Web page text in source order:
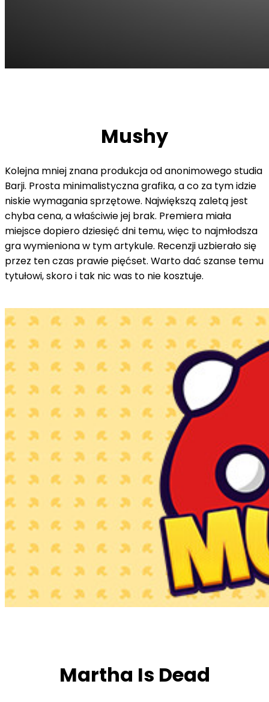
Mushy
Kolejna mniej znana produkcja od anonimowego studia
Barji. Prosta minimalistyczna grafika, a co za tym idzie
niskie wymagania sprzętowe. Największą zaletą jest
chyba cena, a właściwie jej brak. Premiera miała
miejsce dopiero dziesięć dni temu, więc to najmłodsza
gra wymieniona w tym artykule. Recenzji uzbierało się
przez ten czas prawie pięćset. Warto dać szanse temu
tytułowi, skoro i tak nic was to nie kosztuje.
Martha Is Dead